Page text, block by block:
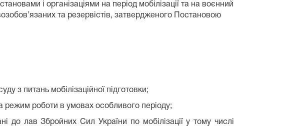
і організаціями на період мобілізації та на воєнний
та резервістів, затвердженого Постановою
з питань мобілізаційної підготовки;
режим роботи в умовах особливого періоду;
до лав Збройних Сил України по мобілізації у тому числі